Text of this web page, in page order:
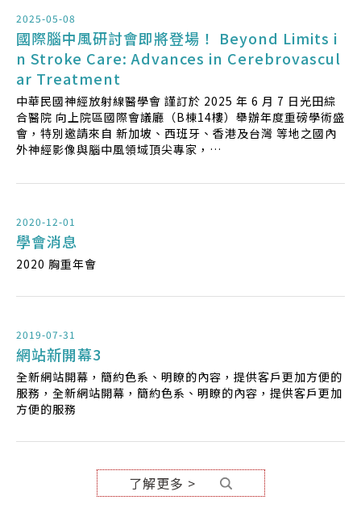
2025-05-08
國際腦中風研討會即將登場！ Beyond Limits i
n Stroke Care: Advances in Cerebrovascul
ar Treatment
中華民國神經放射線醫學會 謹訂於 2025 年 6 月 7 日光田綜
合醫院 向上院區國際會議廳（B棟14樓）舉辦年度重磅學術盛
會，特別邀請來自 新加坡、西班牙、香港及台灣 等地之國內
外神經影像與腦中風領域頂尖專家，
界先進踴躍參與，共襄盛舉！
2020-12-01
學會消息
2020 胸重年會
2019-07-31
網站新開幕3
全新網站開幕，簡約色系、明瞭的內容，提供客戶更加方便的
服務，全新網站開幕，簡約色系、明瞭的內容，提供客戶更加
方便的服務
了解更多 >